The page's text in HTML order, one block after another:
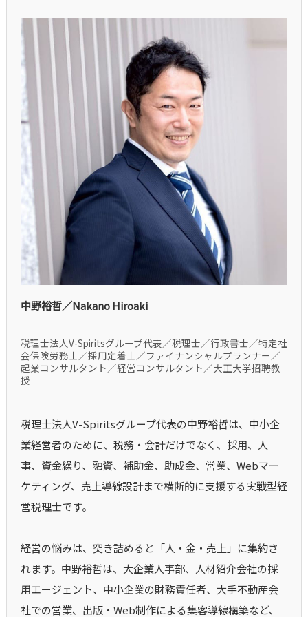
中野裕哲／Nakano Hiroaki
税理士法人V-Spiritsグループ代表／税理士／行政書士／特定社
会保険労務士／採用定着士／ファイナンシャルプランナー／
起業コンサルタント／経営コンサルタント／大正大学招聘教
授
税理士法人V-Spiritsグループ代表の中野裕哲は、中小企
業経営者のために、税務・会計だけでなく、採用、人
事、資金繰り、融資、補助金、助成金、営業、Webマー
ケティング、売上導線設計まで横断的に支援する実戦型経
営税理士です。
経営の悩みは、突き詰めると「人・金・売上」に集約さ
れます。中野裕哲は、大企業人事部、人材紹介会社の採
用エージェント、中小企業の財務責任者、大手不動産会
社での営業、出版・Web制作による集客導線構築など、